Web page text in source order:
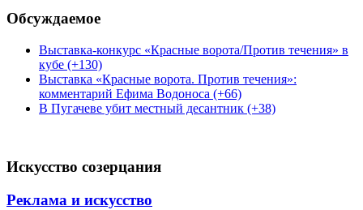
Обсуждаемое
Выставка-конкурс «Красные ворота/Против течения» в
кубе (+130)
Выставка «Красные ворота. Против течения»:
комментарий Ефима Водоноса (+66)
В Пугачеве убит местный десантник (+38)
Искусство созерцания
Реклама и искусство